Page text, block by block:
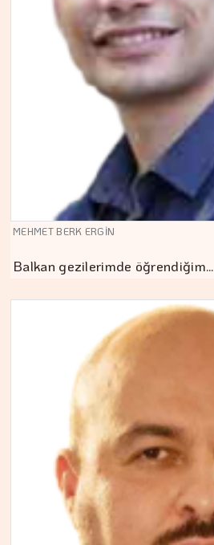
MEHMET BERK ERGİN
Balkan gezilerimde öğrendiğim…